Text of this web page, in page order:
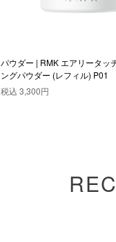
パウダー | RMK エアリータッ
ングパウダー (レフィル) P01
税込 3,300円